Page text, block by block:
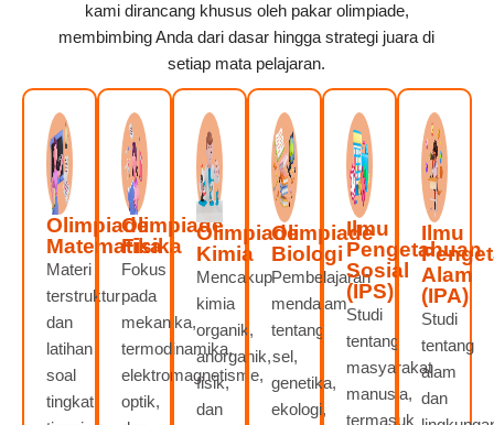
kami dirancang khusus oleh pakar olimpiade,
membimbing Anda dari dasar hingga strategi juara di
setiap mata pelajaran.
Olimpiade
Matematika
Materi
terstruktur
dan
latihan
soal
tingkat
Olimpiade
Fisika
Fokus
pada
mekanika,
termodinamika,
elektromagnetisme,
optik,
Olimpiade
Kimia
Mencakup
kimia
organik,
anorganik,
fisik,
dan
Olimpiade
Biologi
Pembelajaran
mendalam
tentang
sel,
genetika,
ekologi,
Ilmu
Pengetahuan
Sosial
(IPS)
Studi
tentang
masyarakat
manusia,
termasuk
Ilmu
Alam
(IPA)
Studi
tentang
alam
dan